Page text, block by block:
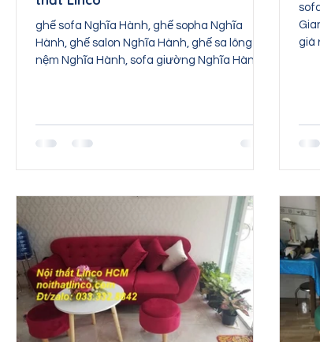
ghế sofa Nghĩa Hành, ghế sopha Nghĩa
Hành, ghế salon Nghĩa Hành, ghế sa lông
nệm Nghĩa Hành, sofa giường Nghĩa Hành,
giá